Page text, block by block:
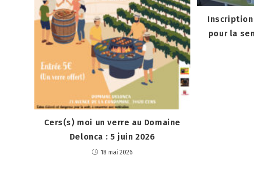
Cers(s) moi un verre au Domaine
Delonca : 5 juin 2026
18 mai 2026
pour la